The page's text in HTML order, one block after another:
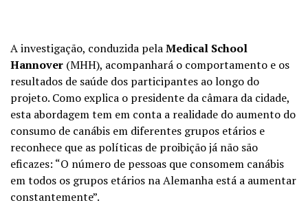
A investigação, conduzida pelaMedical School
Hannover (MHH), acompanhará o comportamento e os
resultados de saúde dos participantes ao longo do
projeto. Como explica o presidente da câmara da cidade,
esta abordagem tem em conta a realidade do aumento do
consumo de canábis em diferentes grupos etários e
reconhece que as políticas de proibição já não são
eficazes: “O número de pessoas que consomem canábis
em todos os grupos etários na Alemanha está a aumentar
constantemente”.